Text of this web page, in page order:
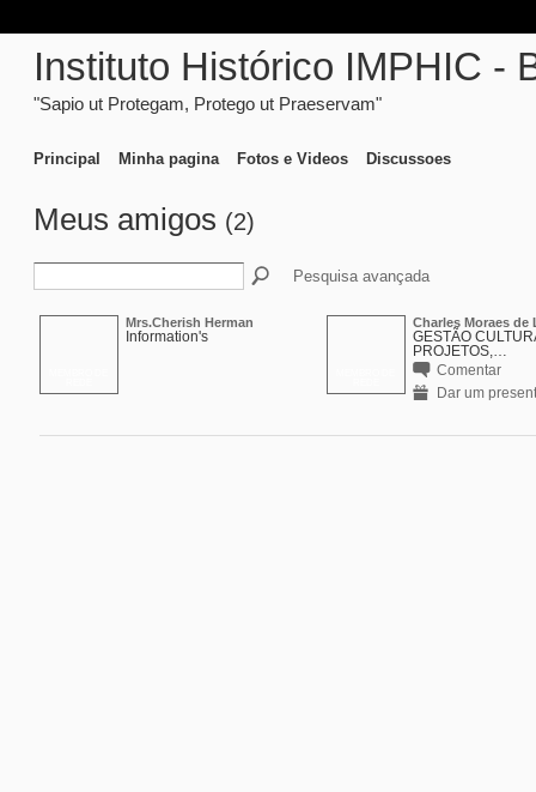
Instituto Histórico IMPHIC -
"Sapio ut Protegam, Protego ut Praeservam"
Principal Minha pagina Fotos e Videos Discussoes
Meus amigos (2)
Pesquisa avançada
Mrs.Cherish Herman
Information's
Charles Moraes de
GESTÃO
PROJETOS,…
Comentar
Dar um